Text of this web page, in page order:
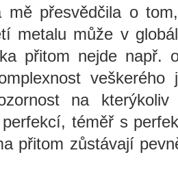
mě přesvědčila o
metalu může v
přitom nejde např.
na
téměř s
přitom zůstávají